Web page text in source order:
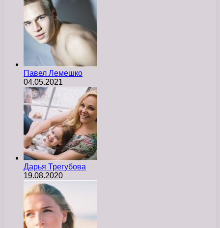
Павел Лемешко
04.05.2021
Дарья Трегубова
19.08.2020